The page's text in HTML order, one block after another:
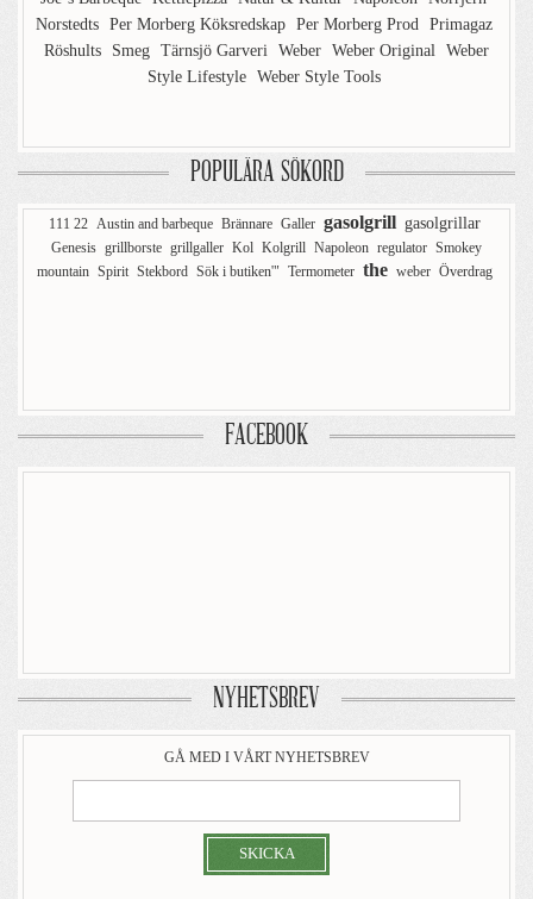
Norstedts Per Morberg Köksredskap Per Morberg Prod Primagaz
Röshults
Smeg Tärnsjö Garveri Weber Weber Original Weber
Style Lifestyle Weber Style Tools
POPULÄRA SÖKORD
111 22 Austin and barbeque Brännare Galler gasolgrill gasolgrillar
Genesis grillborste grillgaller Kol Kolgrill Napoleon regulator Smokey
mountain Spirit Stekbord Sök i butiken'" Termometer the weber Överdrag
FACEBOOK
NYHETSBREV
GÅ MED I VÅRT NYHETSBREV
SKICKA